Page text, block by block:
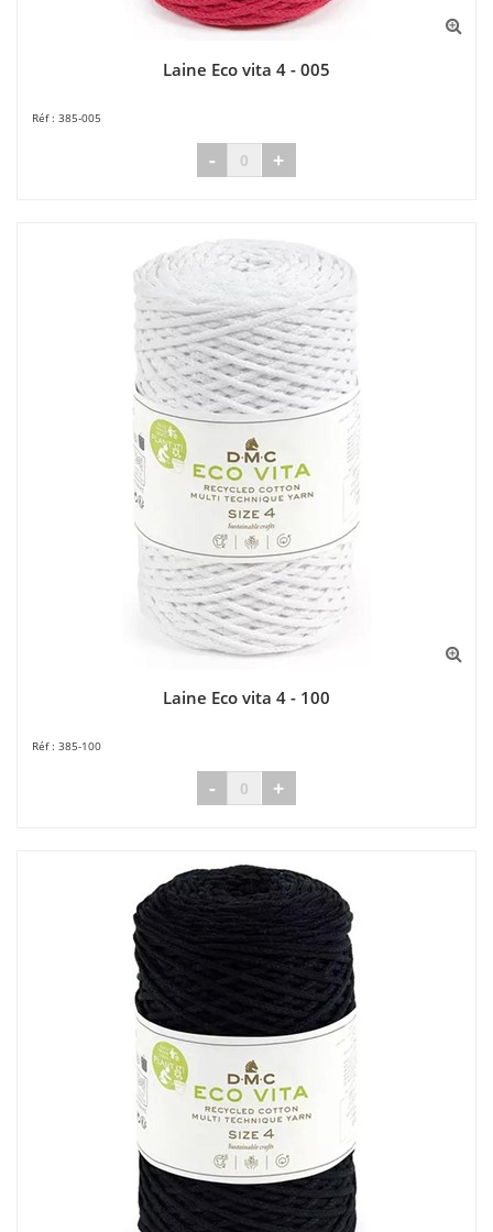
Laine Eco vita 4 - 005
385-005
- +
Laine Eco vita 4 - 100
385-100
- +